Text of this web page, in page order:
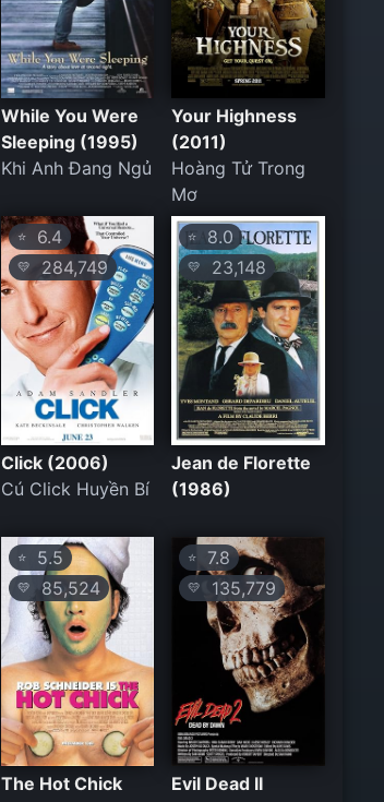
While You Were
Sleeping (1995)
Khi Anh Đang Ngủ
Your Highness
(2011)
Hoàng Tử Trong
Mơ
⭐6.4
💛 284,749
Click (2006)
Cú Click Huyền Bí
⭐ 8.0
💛 23,148
Jean de Florette
(1986)
⭐5.5
💛 85,524
The Hot Chick
⭐ 7.8
💛 135,779
Evil Dead II